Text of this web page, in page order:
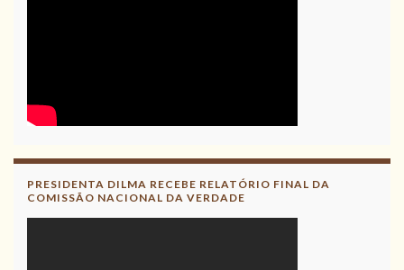
PRESIDENTA DILMA RECEBE RELATÓRIO FINAL DA
COMISSÃO NACIONAL DA VERDADE